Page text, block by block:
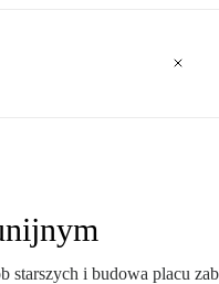
i budowa placu